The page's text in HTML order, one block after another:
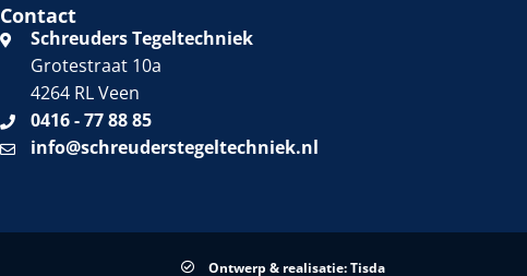
Contact
Schreuders Tegeltechniek
Grotestraat 10a
4264 RL Veen
0416 - 77 88 85
info@schreuderstegeltechniek.nl
Ontwerp & realisatie: Tisda